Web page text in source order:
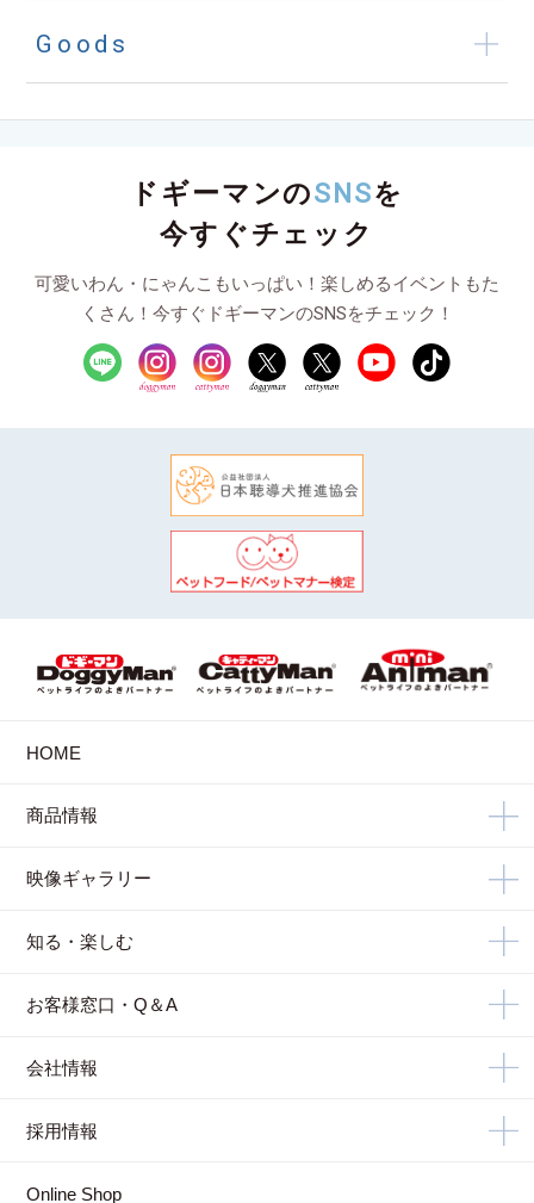
Goods
ドギーマンのSNSを
今すぐチェック
可愛いわん・にゃんこもいっぱい！楽しめるイベントもた
くさん！今すぐドギーマンのSNSをチェック！
HOME
商品情報
映像ギャラリー
知る・楽しむ
お客様窓口・Q＆A
会社情報
採用情報
Online Shop